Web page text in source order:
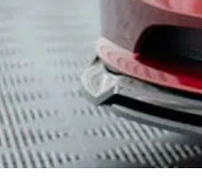
Contact